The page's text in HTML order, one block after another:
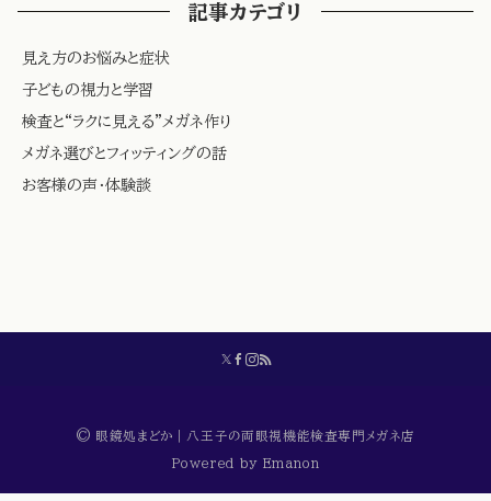
記事カテゴリ
見え方のお悩みと症状
子どもの視力と学習
検査と“ラクに見える”メガネ作り
メガネ選びとフィッティングの話
お客様の声・体験談
© 眼鏡処まどか｜八王子の両眼視機能検査専門メガネ店
Powered by Emanon